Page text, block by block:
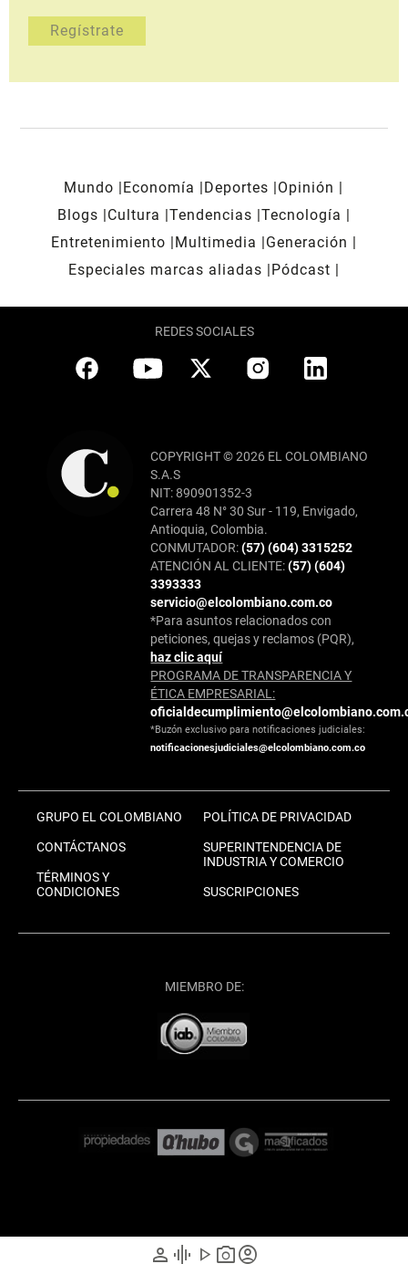
person graphic_eq play_arrow photo_cameraaccount_circle
Mundo Economía Deportes
Opinión
Blogs
Cultura Tendencias Tecnología
Entretenimiento
Multimedia
Generación
Especiales marcas aliadas
Pódcast
REDES SOCIALES
COPYRIGHT © 2026 EL COLOMBIANO
S.A.S
NIT: 890901352-3
Carrera 48 N° 30 Sur - 119, Envigado,
Antioquia, Colombia.
CONMUTADOR:(57) (604) 3315252
ATENCIÓN AL CLIENTE:(57) (604)
3393333
servicio@elcolombiano.com.co
*Para asuntos relacionados con
peticiones, quejas y reclamos (PQR),
haz clic aquí
PROGRAMA DE TRANSPARENCIA Y
ÉTICA EMPRESARIAL:
*Buzón exclusivo para notificaciones judiciales:
notificacionesjudiciales@elcolombiano.com.co
GRUPO EL COLOMBIANO
CONTÁCTANOS
TÉRMINOS Y
CONDICIONES
POLÍTICA DE PRIVACIDAD
SUPERINTENDENCIA DE
INDUSTRIA Y COMERCIO
SUSCRIPCIONES
MIEMBRO DE: